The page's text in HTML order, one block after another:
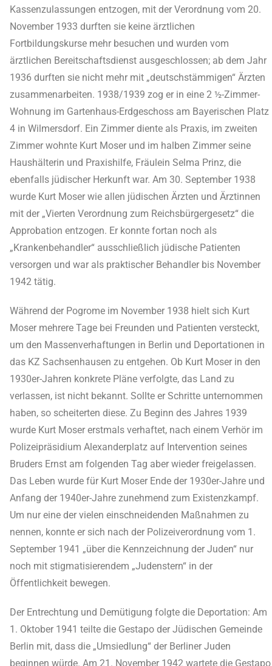
Kassenzulassungen entzogen, mit der Verordnung vom 20.
November 1933 durften sie keine ärztlichen
Fortbildungskurse mehr besuchen und wurden vom
ärztlichen Bereitschaftsdienst ausgeschlossen; ab dem Jahr
1936 durften sie nicht mehr mit „deutschstämmigen“ Ärzten
zusammenarbeiten. 1938/1939 zog er in eine 2 ½-Zimmer-
Wohnung im Gartenhaus-Erdgeschoss am Bayerischen Platz
4 in Wilmersdorf. Ein Zimmer diente als Praxis, im zweiten
Zimmer wohnte Kurt Moser und im halben Zimmer seine
Haushälterin und Praxishilfe, Fräulein Selma Prinz, die
ebenfalls jüdischer Herkunft war. Am 30. September 1938
wurde Kurt Moser wie allen jüdischen Ärzten und Ärztinnen
mit der „Vierten Verordnung zum Reichsbürgergesetz“ die
Approbation entzogen. Er konnte fortan noch als
„Krankenbehandler“ ausschließlich jüdische Patienten
versorgen und war als praktischer Behandler bis November
1942 tätig.
Während der Pogrome im November 1938 hielt sich Kurt
Moser mehrere Tage bei Freunden und Patienten versteckt,
um den Massenverhaftungen in Berlin und Deportationen in
das KZ Sachsenhausen zu entgehen. Ob Kurt Moser in den
1930er-Jahren konkrete Pläne verfolgte, das Land zu
verlassen, ist nicht bekannt. Sollte er Schritte unternommen
haben, so scheiterten diese. Zu Beginn des Jahres 1939
wurde Kurt Moser erstmals verhaftet, nach einem Verhör im
Polizeipräsidium Alexanderplatz auf Intervention seines
Bruders Ernst am folgenden Tag aber wieder freigelassen.
Das Leben wurde für Kurt Moser Ende der 1930er-Jahre und
Anfang der 1940er-Jahre zunehmend zum Existenzkampf.
Um nur eine der vielen einschneidenden Maßnahmen zu
nennen, konnte er sich nach der Polizeiverordnung vom 1.
September 1941 „über die Kennzeichnung der Juden“ nur
noch mit stigmatisierendem „Judenstern“ in der
Öffentlichkeit bewegen.
Der Entrechtung und Demütigung folgte die Deportation: Am
1. Oktober 1941 teilte die Gestapo der Jüdischen Gemeinde
Berlin mit, dass die „Umsiedlung“ der Berliner Juden
beginnen würde. Am 21. November 1942 wartete die Gestapo